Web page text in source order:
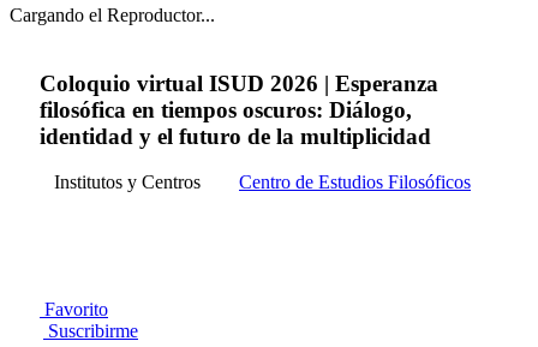
Cargando el Reproductor...
Coloquio virtual ISUD 2026 | Esperanza
filosófica en tiempos oscuros: Diálogo,
identidad y el futuro de la multiplicidad
Institutos y Centros Centro de Estudios Filosóficos
Favorito
Suscribirme